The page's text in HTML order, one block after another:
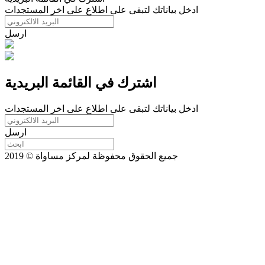
ادخل بياناتك لتبقى على اطلاع على اخر المستجدات
ارسل
اشترك في القائمة البريدية
ادخل بياناتك لتبقى على اطلاع على اخر المستجدات
ارسل
جميع الحقوق محفوظة لمركز مساواة © 2019